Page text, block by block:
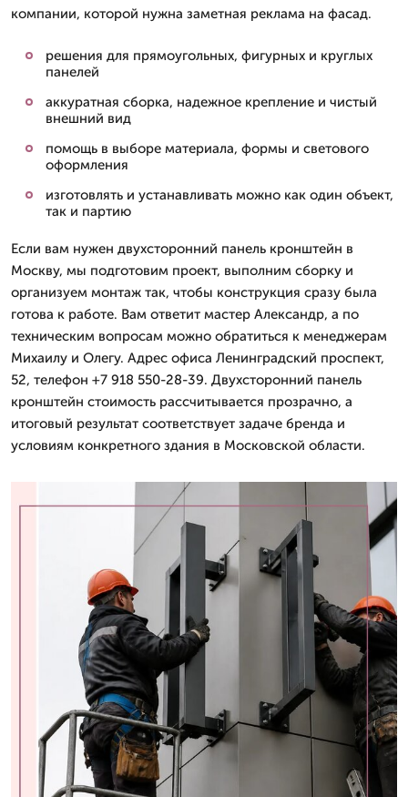
компании, которой нужна заметная реклама на фасад.
решения для прямоугольных, фигурных и круглых
панелей
аккуратная сборка, надежное крепление и чистый
внешний вид
помощь в выборе материала, формы и светового
оформления
изготовлять и устанавливать можно как один объект,
так и партию
Если вам нужен двухсторонний панель кронштейн в
Москву, мы подготовим проект, выполним сборку и
организуем монтаж так, чтобы конструкция сразу была
готова к работе. Вам ответит мастер Александр, а по
техническим вопросам можно обратиться к менеджерам
Михаилу и Олегу. Адрес офиса Ленинградский проспект,
52, телефон +7 918 550-28-39. Двухсторонний панель
кронштейн стоимость рассчитывается прозрачно, а
итоговый результат соответствует задаче бренда и
условиям конкретного здания в Московской области.